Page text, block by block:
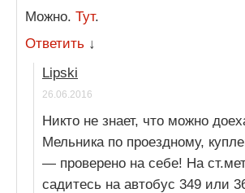
Можно. Тут.
Ответить ↓
Lipski
26.06.2016
Никто не знает, что можно
Мельника по проездному,
— проверено на себе! На
садитесь на автобус 349 или